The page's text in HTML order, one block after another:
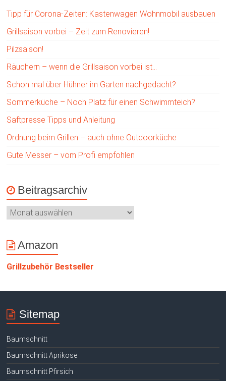
Tipp für Corona-Zeiten: Kastenwagen Wohnmobil ausbauen
Grillsaison vorbei – Zeit zum Renovieren!
Pilzsaison!
Räuchern – wenn die Grillsaison vorbei ist…
Schon mal über Hühner im Garten nachgedacht?
Sommerküche – Noch Platz für einen Schwimmteich?
Saftpresse Tipps und Anleitung
Ordnung beim Grillen – auch ohne Outdoorküche
Gute Messer – vom Profi empfohlen
Beitragsarchiv
Amazon
Grillzubehör Bestseller
Sitemap
Baumschnitt
Baumschnitt Aprikose
Baumschnitt Pfirsich